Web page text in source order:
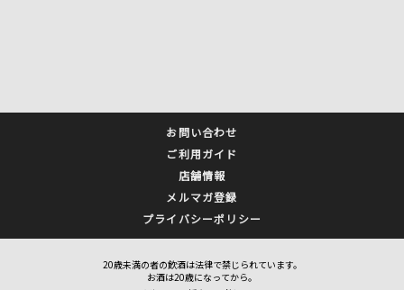
お問い合わせ
ご利用ガイド
店舗情報
メルマガ登録
プライバシーポリシー
20歳未満の者の飲酒は法律で禁じられています。
お酒は20歳になってから。